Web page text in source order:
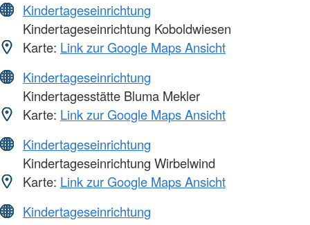
Kindertageseinrichtung
Kindertageseinrichtung Koboldwiesen
Karte: Link zur Google Maps Ansicht
Kindertageseinrichtung
Kindertagesstätte Bluma Mekler
Karte: Link zur Google Maps Ansicht
Kindertageseinrichtung
Kindertageseinrichtung Wirbelwind
Karte: Link zur Google Maps Ansicht
Kindertageseinrichtung